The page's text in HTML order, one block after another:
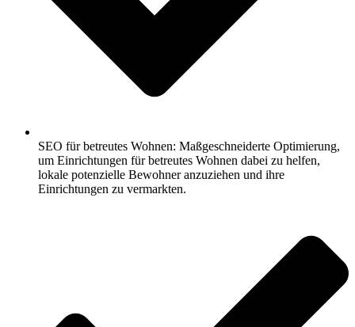
SEO für betreutes Wohnen: Maßgeschneiderte Optimierung,
um Einrichtungen für betreutes Wohnen dabei zu helfen,
lokale potenzielle Bewohner anzuziehen und ihre
Einrichtungen zu vermarkten.